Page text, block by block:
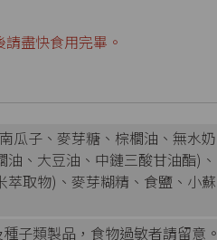
盡快食用完畢。
瓜子、麥芽糖、棕櫚油、無水奶
、大豆油、中鏈三酸甘油酯)、
取物)、麥芽糊精、食鹽、小蘇
子類製品，食物過敏者請留意。